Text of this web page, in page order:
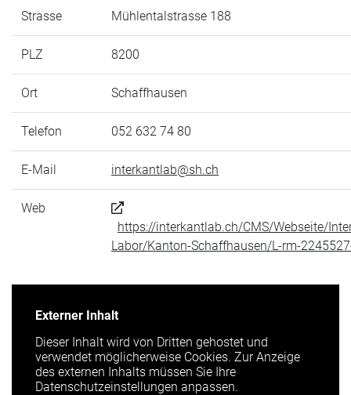
Strasse Mühlentalstrasse 188
PLZ 8200
Ort Schaffhausen
Telefon 052 632 74 80
E-Mail interkantlab@sh.ch
Web
https://interkantlab.ch/CMS/Webseite/
Labor/Kanton-Schaffhausen/L-rm-
Externer Inhalt
Dieser Inhalt wird von Dritten gehostet und
verwendet möglicherweise Cookies. Zur Anzeige
des externen Inhalts müssen Sie Ihre
Datenschutzeinstellungen anpassen.